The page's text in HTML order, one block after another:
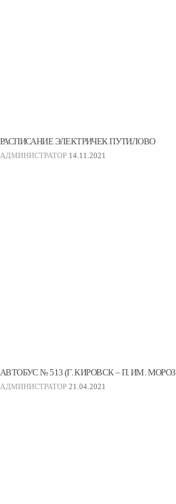
РАСПИСАНИЕ ЭЛЕКТРИЧЕК ПУТИЛОВО
АДМИНИСТРАТОР 14.11.2021
АВТОБУС № 513 (Г. КИРОВСК – П. ИМ.
АДМИНИСТРАТОР 21.04.2021